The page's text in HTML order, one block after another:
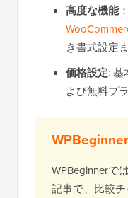
高度な機能
き書式設定
価格設定: 基
よび無料プ
WPBeginnerで
記事で、比較